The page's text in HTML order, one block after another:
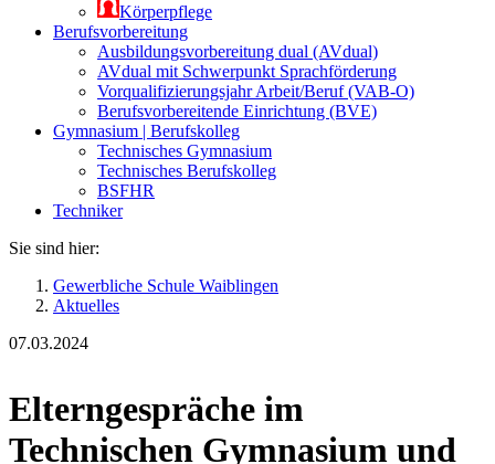
Körperpflege
Berufsvorbereitung
Ausbildungsvorbereitung dual (AVdual)
AVdual mit Schwerpunkt Sprachförderung
Vorqualifizierungsjahr Arbeit/Beruf (VAB-O)
Berufsvorbereitende Einrichtung (BVE)
Gymnasium | Berufskolleg
Technisches Gymnasium
Technisches Berufskolleg
BSFHR
Techniker
Sie sind hier:
Gewerbliche Schule Waiblingen
Aktuelles
07.03.2024
Elterngespräche im
Technischen Gymnasium und